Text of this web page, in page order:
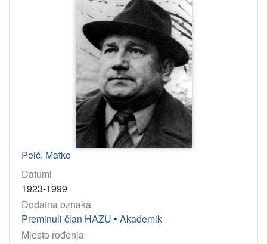
Peić, Matko
Datumi
1923-1999
Dodatna oznaka
Preminuli član HAZU • Akademik
Mjesto rođenja